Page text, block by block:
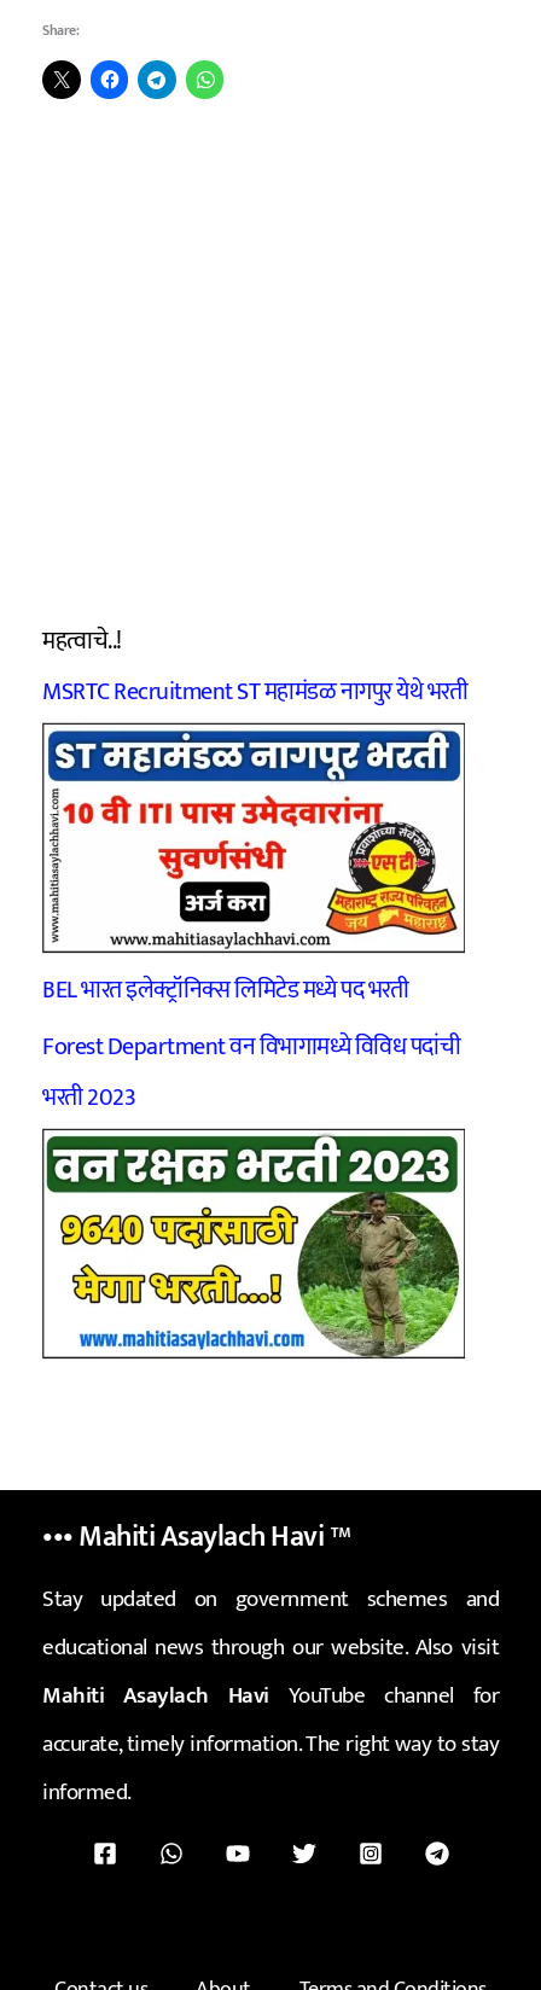
Share:
महत्वाचे..!
MSRTC Recruitment ST महामंडळ नागपुर येथे भरती
BEL भारत इलेक्ट्रॉनिक्स लिमिटेड मध्ये पद भरती
Forest Department वन विभागामध्ये विविध पदांची
भरती 2023
••• Mahiti Asaylach Havi™
Stay updated on government schemes and
educational news through our website. Also visit
Mahiti Asaylach Havi YouTube channel for
accurate, timely information. The right way to stay
informed.